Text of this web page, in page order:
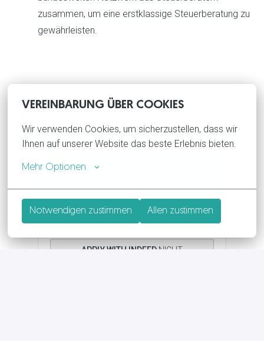
VEREINBARUNG ÜBER COOKIES
Wir verwenden Cookies, um sicherzustellen, dass wir
Ihnen auf unserer Website das beste Erlebnis bieten.
Mehr Optionen
Notwendigen zustimmen Allen zustimmen
zusammen, um eine erstklassige Steuerberatung zu
gewährleisten.
Hybrid
oder
APPLY WITH INDEEDNICHT